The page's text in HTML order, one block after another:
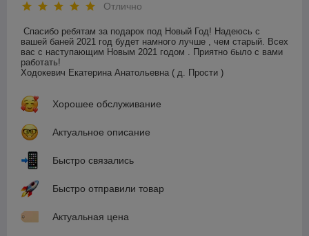
Отлично
Спасибо ребятам за подарок под Новый Год! Надеюсь с
вашей баней 2021 год будет намного лучше , чем старый. Всех
вас с наступающим Новым 2021 годом . Приятно было с вами
работать!
Ходокевич Екатерина Анатольевна ( д. Прости )
Хорошее обслуживание
Актуальное описание
Быстро связались
Быстро отправили товар
Актуальная цена